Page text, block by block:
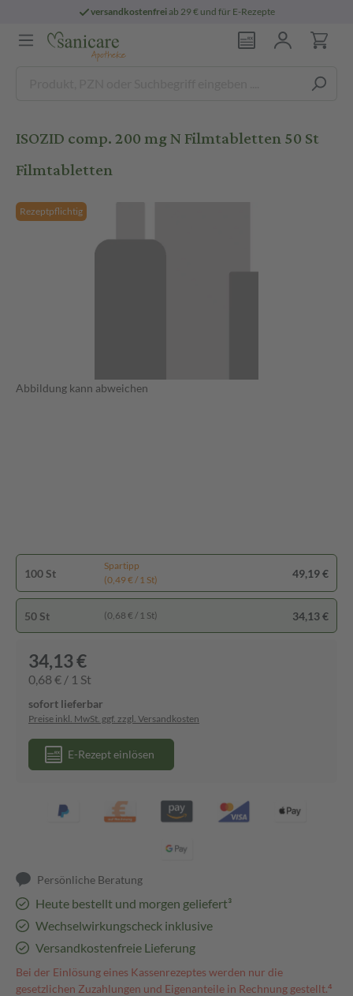
versandkostenfreiab 29 € und für E-Rezepte
ISOZID comp. 200 mg N Filmtabletten 50 St
Filmtabletten
Rezeptpflichtig
Abbildung kann abweichen
100 St
Spartipp
(0,49 € / 1 St)
49,19 €
50 St (0,68 € / 1 St) 34,13 €
34,13 €
0,68 € / 1 St
sofort lieferbar
Preise inkl. MwSt. ggf. zzgl. Versandkosten
E-Rezept einlösen
Persönliche Beratung
Heute bestellt und morgen geliefert³
Wechselwirkungscheck inklusive
Versandkostenfreie Lieferung
Bei der Einlösung eines Kassenrezeptes werden nur die
gesetzlichen Zuzahlungen und Eigenanteile in Rechnung gestellt.⁴